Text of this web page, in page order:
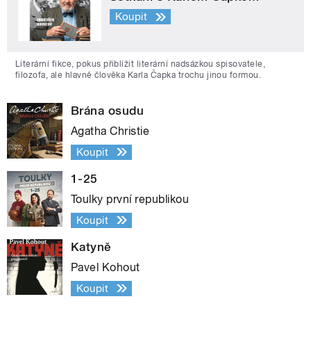
Koupit
Literární fikce, pokus přiblížit literární nadsázkou spisovatele,
filozofa, ale hlavně člověka Karla Čapka trochu jinou formou.
Brána osudu
Agatha Christie
Koupit
1-25
Toulky první republikou
Koupit
Katyně
Pavel Kohout
Koupit